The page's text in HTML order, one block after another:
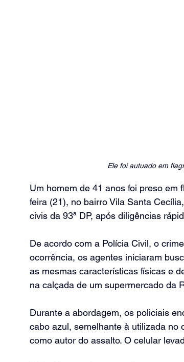
Ele foi autuado em
Um homem de 41 anos foi preso em
feira (21), no bairro Vila Santa
civis da 93ª DP, após diligências
De acordo com a Polícia Civil, o
ocorrência, os agentes iniciaram
as mesmas características físicas e
na calçada de um supermercado da
Durante a abordagem, os policiais
cabo azul, semelhante à utilizada no
como autor do assalto. O celular